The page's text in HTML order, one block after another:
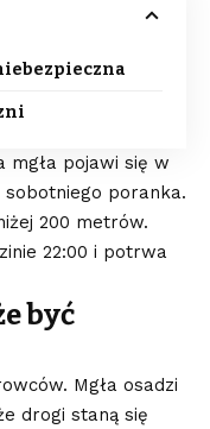
mgła pojawi się w
poranka.
200 metrów.
22:00 i potrwa
być
Mgła osadzi
drogi staną się